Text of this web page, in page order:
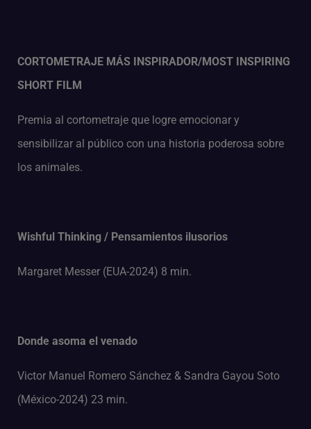
CORTOMETRAJE MÁS INSPIRADOR/MOST INSPIRING
SHORT FILM
Premia al cortometraje que logre emocionar y
sensibilizar al público con una historia poderosa sobre
los animales.
Wishful Thinking / Pensamientos ilusorios
Margaret Messer (EUA-2024) 8 min.
Donde asoma el venado
Victor Manuel Romero Sánchez & Sandra Gayou Soto
(México-2024) 23 min.